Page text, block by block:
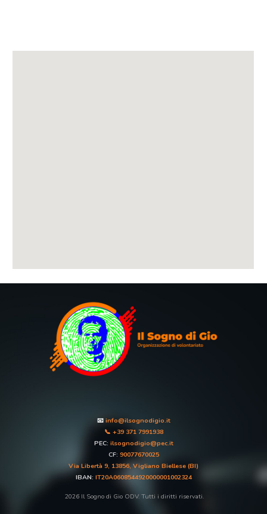
📧 info@ilsognodigio.it
📞 +39 371 7991938
PEC: ilsognodigio@pec.it
CF: 90077670025
Via Libertà 9, 13856, Vigliano Biellese (BI)
IBAN: IT20A0608544920000001002324
2026 Il Sogno di Gio ODV. Tutti i diritti riservati.